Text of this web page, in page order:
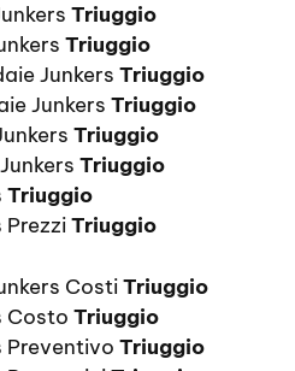
Triuggio
Triuggio
Junkers Triuggio
Junkers Triuggio
Triuggio
Triuggio
Triuggio
PrezziTriuggio
CostiTriuggio
Costo Triuggio
Preventivo Triuggio